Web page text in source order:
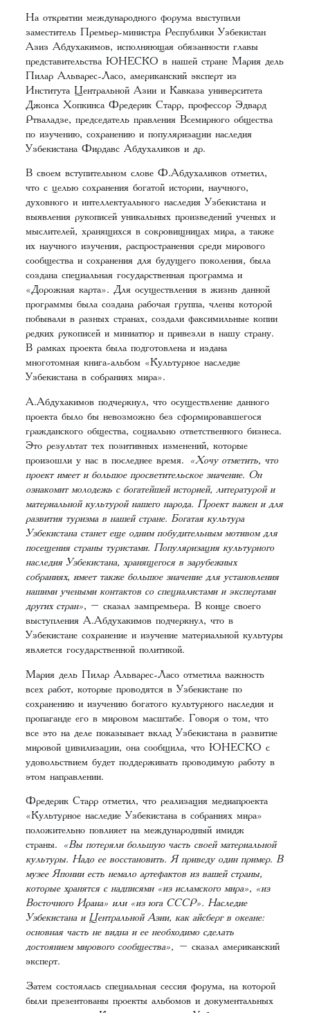
На открытии международного форума выступили
заместитель Премьер-министра Республики Узбекистан
Азиз Абдухакимов, исполняющая обязанности главы
представительства ЮНЕСКО в нашей стране Мария дель
Пилар Альварес-Ласо, американский эксперт из
Института Центральной Азии и Кавказа университета
Джонса Хопкинса Фредерик Старр, профессор Эдвард
Ртваладзе, председатель правления Всемирного общества
по изучению, сохранению и популяризации наследия
Узбекистана Фирдавс Абдухаликов и др.
В своем вступительном слове Ф.Абдухаликов отметил,
что с целью сохранения богатой истории, научного,
духовного и интеллектуального наследия Узбекистана и
выявления рукописей уникальных произведений ученых и
мыслителей, хранящихся в сокровищницах мира, а также
их научного изучения, распространения среди мирового
сообщества и сохранения для будущего поколения, была
создана специальная государственная программа и
«Дорожная карта». Для осуществления в жизнь данной
программы была создана рабочая группа, члены которой
побывали в разных странах, создали факсимильные копии
редких рукописей и миниатюр и привезли в нашу страну.
В рамках проекта была подготовлена и издана
многотомная книга-альбом «Культурное наследие
Узбекистана в собраниях мира».
А.Абдухакимов подчеркнул, что осуществление данного
проекта было бы невозможно без сформировавшегося
гражданского общества, социально ответственного бизнеса.
Это результат тех позитивных изменений, которые
произошли у нас в последнее время. «Хочу отметить, что
проект имеет и большое просветительское значение. Он
ознакомит молодежь с богатейшей историей, литературой и
материальной культурой нашего народа. Проект важен и для
развития туризма в нашей стране. Богатая культура
Узбекистана станет еще одним побудительным мотивом для
посещения страны туристами. Популяризация культурного
наследия Узбекистана, хранящегося в зарубежных
собраниях, имеет также большое значение для установления
нашими учеными контактов со специалистами и экспертами
других стран», – сказал зампремьера. В конце своего
выступления А.Абдухакимов подчеркнул, что в
Узбекистане сохранение и изучение материальной культуры
является государственной политикой.
Мария дель Пилар Альварес-Ласо отметила важность
всех работ, которые проводятся в Узбекистане по
сохранению и изучению богатого культурного наследия и
пропаганде его в мировом масштабе. Говоря о том, что
все это на деле показывает вклад Узбекистана в развитие
мировой цивилизации, она сообщила, что ЮНЕСКО с
удовольствием будет поддерживать проводимую работу в
этом направлении.
Фредерик Старр отметил, что реализация медиапроекта
«Культурное наследие Узбекистана в собраниях мира»
положительно повлияет на международный имидж
страны. «Вы потеряли большую часть своей материальной
культуры. Надо ее восстановить. Я приведу один пример. В
музее Японии есть немало артефактов из вашей страны,
которые хранятся с надписями «из исламского мира», «из
Восточного Ирана» или «из юга СССР». Наследие
Узбекистана и Центральной Азии, как айсберг в океане:
основная часть не видна и ее необходимо сделать
достоянием мирового сообщества», – сказал американский
эксперт.
Затем состоялась специальная сессия форума, на которой
были презентованы проекты альбомов и документальных